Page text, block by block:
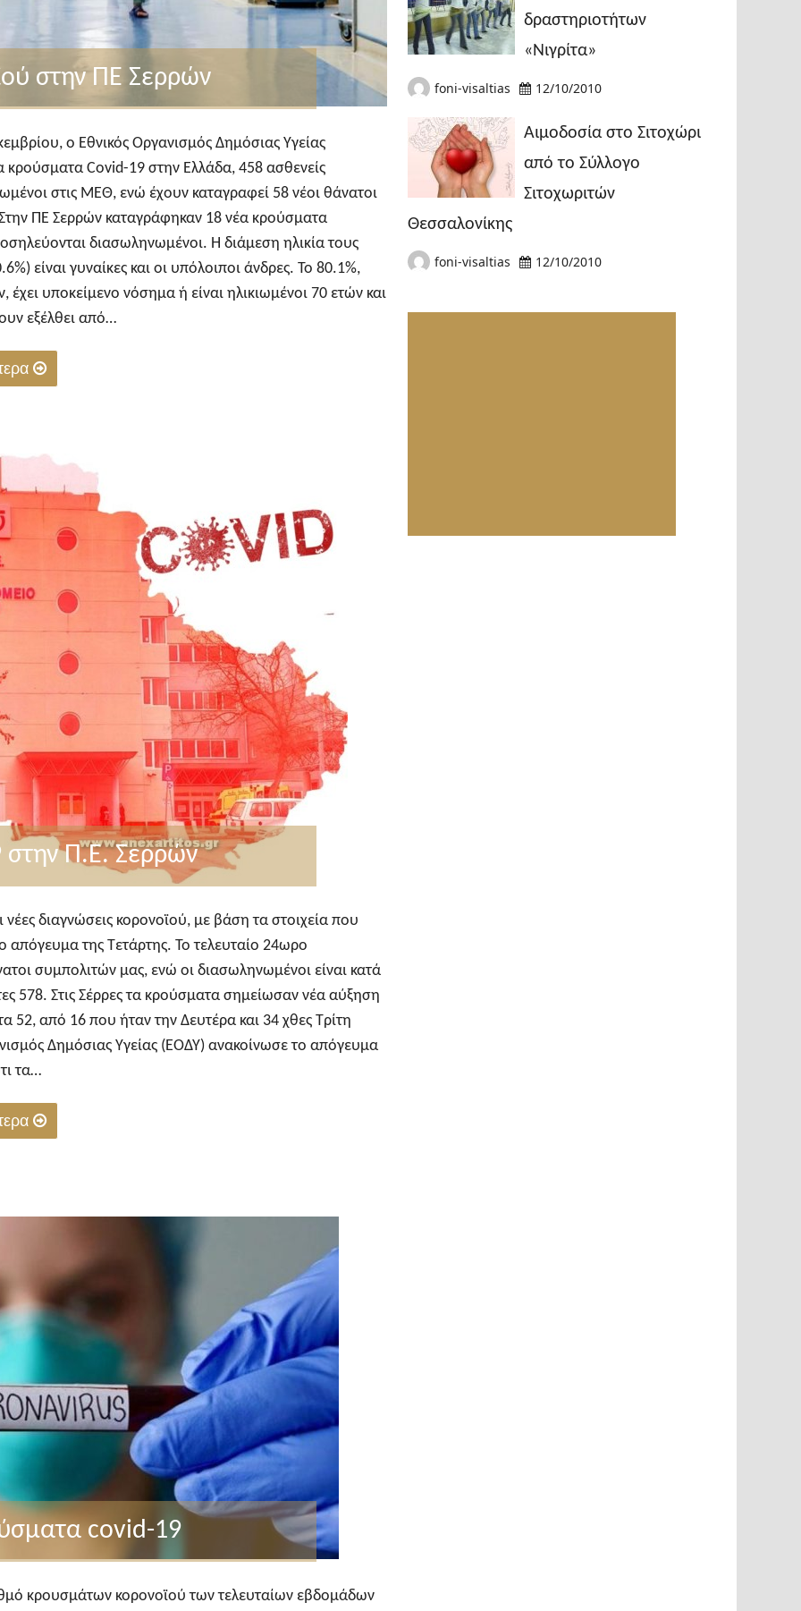
στην ΠΕ Σερρών
ο Εθνικός Οργανισμός Δημόσιας Υγείας
κρούσματα Covid-19 στην Ελλάδα, 458 ασθενείς
στις ΜΕΘ, ενώ έχουν καταγραφεί 58 νέοι θάνατοι
ΠΕ Σερρών καταγράφηκαν 18 νέα κρούσματα
διασωληνωμένοι. Η διάμεση ηλικία τους
είναι γυναίκες και οι υπόλοιποι άνδρες. To 80.1%,
υποκείμενο νόσημα ή είναι ηλικιωμένοι 70 ετών και
εξέλθει από…
Π.Ε. Σερρών
νέες διαγνώσεις κορονοϊού, με βάση τα στοιχεία που
απόγευμα της Τετάρτης. Το τελευταίο 24ωρο
συμπολιτών μας, ενώ οι διασωληνωμένοι είναι κατά
578. Στις Σέρρες τα κρούσματα σημείωσαν νέα αύξηση
52, από 16 που ήταν την Δευτέρα και 34 χθες Τρίτη
Δημόσιας Υγείας (ΕΟΔΥ) ανακοίνωσε το απόγευμα
τα…
covid-19
κρουσμάτων κορονοϊού των τελευταίων εβδομάδων
δραστηριοτήτων
«Νιγρίτα»
foni-visaltias 12/10/2010
Αιμοδοσία στο Σιτοχώρι
από το Σύλλογο
Σιτοχωριτών
Θεσσαλονίκης
foni-visaltias 12/10/2010